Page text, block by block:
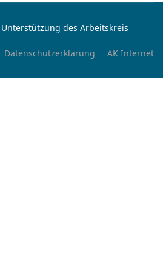
des Arbeitskreis
Datenschutzerklärung AK Internet